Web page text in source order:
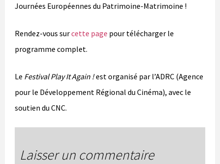
Journées Européennes du Patrimoine-Matrimoine !
Rendez-vous surcette page pour télécharger le
programme complet.
Le Festival Play It Again !est organisé par l’ADRC (Agence
pour le Développement Régional du Cinéma), avec le
soutien du CNC.
Laisser un commentaire